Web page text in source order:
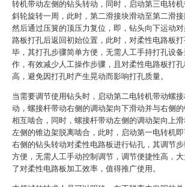
转机带动左侧的钻头转动，同时，启动第三电转
斜轮旋转一周，此时，第二滑接块滑动至第二滑
然后通过压簧的顶压力复位，即，钻头向下运动
路板打孔后返回初始位置，此时，对柔性电路板
毕，其打孔步骤简单方便，无需人工手持打孔设
作，有效减少人工操作步骤，且对柔性电路板打
高，避免因打孔时产生晃动而影响打孔质量。
当需要调节使用钻头时，启动第二电转机带动螺
动，螺接杆带动右侧的调动架向下滑动并与右侧
相互啮合，同时，螺接杆带动左侧的调动架向上
左侧的锥边架脱离啮合，此时，启动第一电转机
右侧的钻头转动对柔性电路板进行钻孔，其调节
方便，无需人工手动控制调节，调节便捷性高，
了对柔性电路板加工效率，值得推广使用。